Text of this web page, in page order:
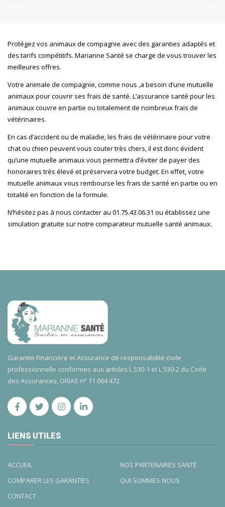
Protégez vos animaux de compagnie avec des garanties adaptés et
des tarifs compétitifs. Marianne Santé se charge de vous trouver les
meilleures offres.
Votre animale de compagnie, comme nous ,a besoin d’une mutuelle
animaux pour couvrir ses frais de santé. L’assurance santé pour les
animaux couvre en partie ou totalement de nombreux frais de
vétérinaires.
En cas d’accident ou de maladie, les frais de vétérinaire pour votre
chat ou chien peuvent vous couter très chers, il est donc évident
qu’une mutuelle animaux vous permettra d’éviter de payer des
honoraires très élevé et préservera votre budget. En effet, votre
mutuelle animaux vous rembourse les frais de santé en partie ou en
totalité en fonction de la formule.
N’hésitez pas à nous contacter au 01.75.43.06.31 ou établissez une
simulation gratuite sur notre comparateur mutuelle santé animaux.
Garantie Financière et Assurance de responsabilité civile
professionnelle conformes aux articles L 530-1 et L 530-2 du Code
des Assurances. ORIAS n° 11 064 472.
LIENS UTILES
ACCUEIL
NOS PARTENAIRES SANTÉ
COMPARER LES GARANTIES
QUI SOMMES NOUS
CONTACT